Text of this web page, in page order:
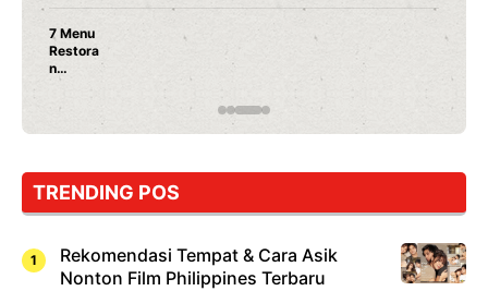
7 Menu
Restora
n
Jepang
yang
Dicoba,
Cuma
Sushi!
TRENDING POS
Rekomendasi Tempat & Cara Asik
Nonton Film Philippines Terbaru